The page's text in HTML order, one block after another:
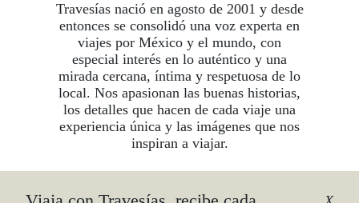
Travesías nació en agosto de 2001 y desde
entonces se consolidó una voz experta en
viajes por México y el mundo, con
especial interés en lo auténtico y una
mirada cercana, íntima y respetuosa de lo
local. Nos apasionan las buenas historias,
los detalles que hacen de cada viaje una
experiencia única y las imágenes que nos
inspiran a viajar.
©2026 DERECHOS RESERVADOS.